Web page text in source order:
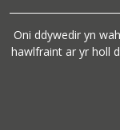
Oni ddywedir yn
hawlfraint ar yr holl